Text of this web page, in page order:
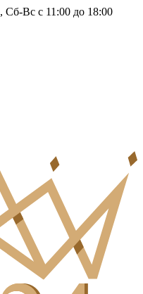
Вс с 11:00 до 18:00